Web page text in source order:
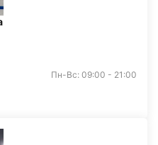
Пн-Вс: 09:00 - 21:00